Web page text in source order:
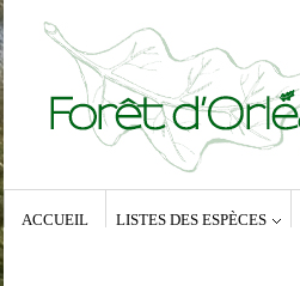
ACCUEIL LISTES DES ESPÈCES